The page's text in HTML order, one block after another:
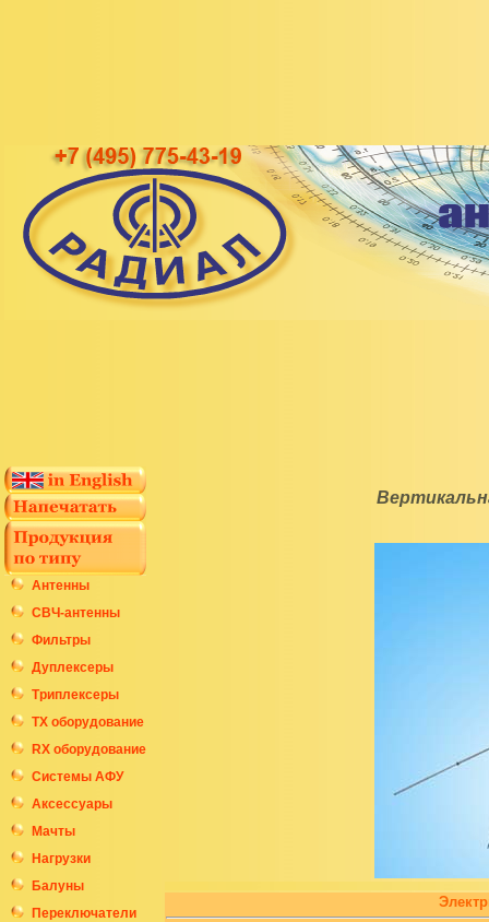
Антенны
СВЧ-антенны
Фильтры
Дуплексеры
Триплексеры
ТХ оборудование
RX оборудование
Системы АФУ
Аксессуары
Мачты
Нагрузки
Балуны
Переключатели